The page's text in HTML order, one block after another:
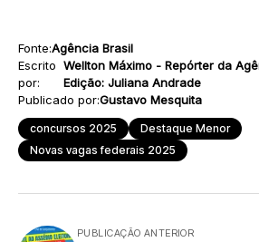
Fonte:Agência Brasil
Escrito
por:
Wellton Máximo - Repórter da
Edição: Juliana Andrade
Publicado por:Gustavo Mesquita
concursos 2025
Destaque Menor
Novas vagas federais 2025
PUBLICAÇÃO ANTERIOR